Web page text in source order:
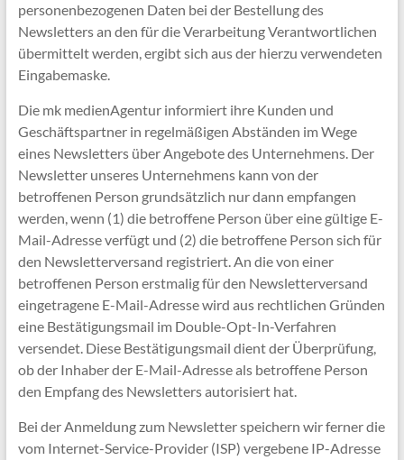
personenbezogenen Daten bei der Bestellung des
Newsletters an den für die Verarbeitung Verantwortlichen
übermittelt werden, ergibt sich aus der hierzu verwendeten
Eingabemaske.
Die mk medienAgentur informiert ihre Kunden und
Geschäftspartner in regelmäßigen Abständen im Wege
eines Newsletters über Angebote des Unternehmens. Der
Newsletter unseres Unternehmens kann von der
betroffenen Person grundsätzlich nur dann empfangen
werden, wenn (1) die betroffene Person über eine gültige E-
Mail-Adresse verfügt und (2) die betroffene Person sich für
den Newsletterversand registriert. An die von einer
betroffenen Person erstmalig für den Newsletterversand
eingetragene E-Mail-Adresse wird aus rechtlichen Gründen
eine Bestätigungsmail im Double-Opt-In-Verfahren
versendet. Diese Bestätigungsmail dient der Überprüfung,
ob der Inhaber der E-Mail-Adresse als betroffene Person
den Empfang des Newsletters autorisiert hat.
Bei der Anmeldung zum Newsletter speichern wir ferner die
vom Internet-Service-Provider (ISP) vergebene IP-Adresse